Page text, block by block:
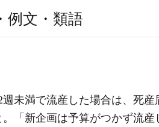
例文・類語
未満で流産した場合は、死産
「新企画は予算がつかず流産